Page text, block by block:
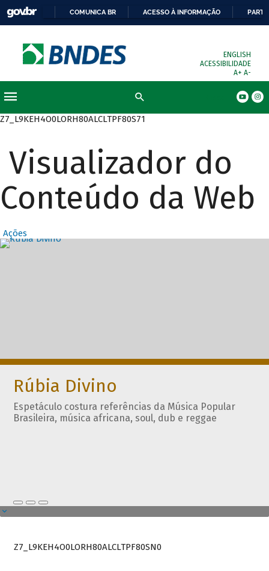
COMUNICA BR ACESSO À INFORMAÇÃO
ENGLISH
ACESSIBILIDADE
A+ A-
Z7_L9KEH4O0LORH80ALCLTPF80S71
Visualizador do
Conteúdo da Web
Ações
Destaques
Rúbia Divino
Espetáculo costura referências da Música Popular
Brasileira, música africana, soul, dub e reggae
Z7_L9KEH4O0LORH80ALCLTPF80SN0